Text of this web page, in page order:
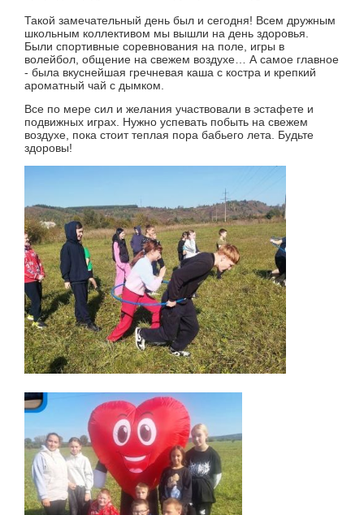
Такой замечательный день был и сегодня! Всем дружным
школьным коллективом мы вышли на день здоровья.
Были спортивные соревнования на поле, игры в
волейбол, общение на свежем воздухе… А самое главное
- была вкуснейшая гречневая каша с костра и крепкий
ароматный чай с дымком.
Все по мере сил и желания участвовали в эстафете и
подвижных играх. Нужно успевать побыть на свежем
воздухе, пока стоит теплая пора бабьего лета. Будьте
здоровы!